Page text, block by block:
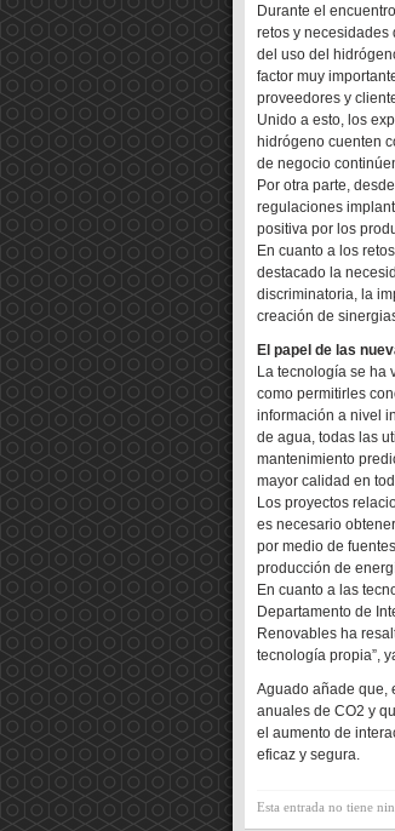
Durante el
retos y necesidades
del uso del
factor muy
proveedores y
Unido a esto, los
hidrógeno cuenten
de negocio
Por otra parte,
regulaciones
positiva por los
En cuanto a los
destacado la
discriminatoria, la
creación de
El papel de las
La tecnología se ha
como permitirles
información a nivel
de agua, todas las
mantenimiento
mayor calidad en
Los proyectos
es necesario
por medio de
producción de
En cuanto a las
Departamento de
Renovables ha
tecnología propia”,
Aguado añade que,
anuales de CO2 y
el aumento de
eficaz y segura.
Esta entrada no tiene